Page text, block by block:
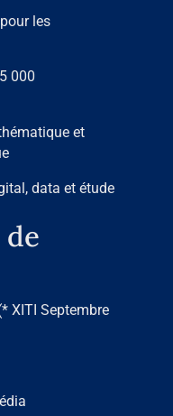
les
000
et
data et étude
XITI Septembre